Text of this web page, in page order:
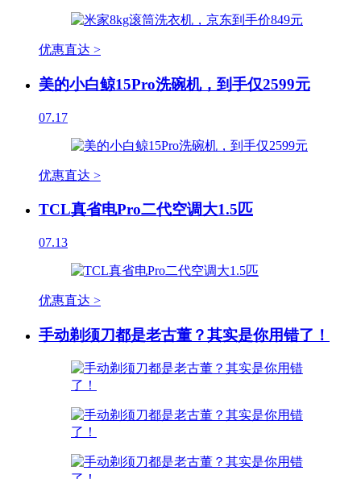
优惠直达 >
美的小白鲸15Pro洗碗机，到手仅2599元
07.17
优惠直达 >
TCL真省电Pro二代空调大1.5匹
07.13
优惠直达 >
手动剃须刀都是老古董？其实是你用错了！